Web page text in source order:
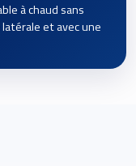
à chaud sans
et avec une